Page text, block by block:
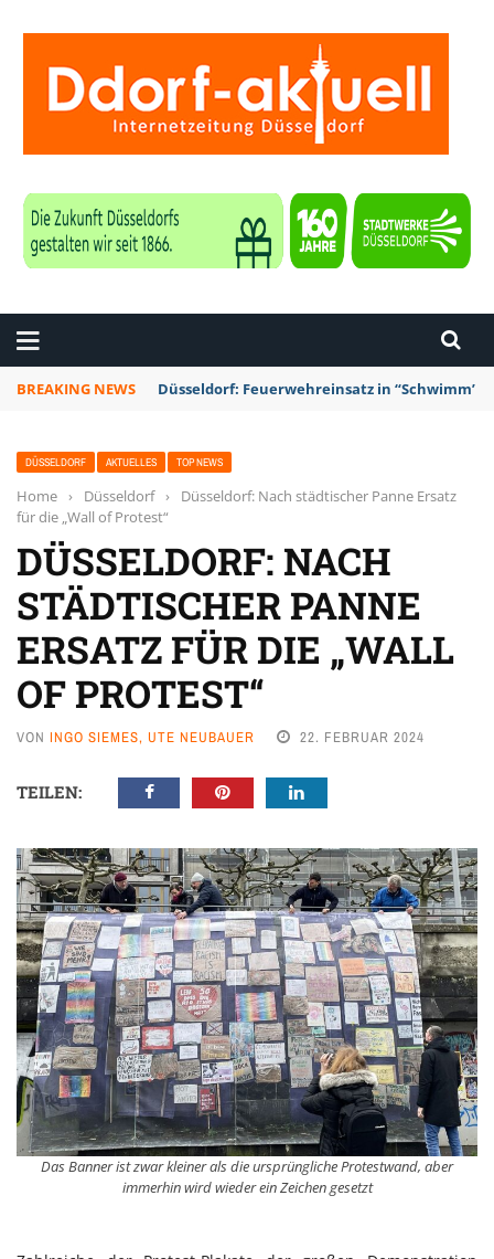
BREAKING NEWS Düsseldorf: Feuerwehreinsatz in “Schwimm’
DÜSSELDORF AKTUELLES TOP NEWS
Home › Düsseldorf ›
Düsseldorf: Nach städtischer Panne Ersatz
für die „Wall of Protest“
DÜSSELDORF: NACH
STÄDTISCHER PANNE
ERSATZ FÜR DIE „WALL
OF PROTEST“
VON INGO SIEMES, UTE NEUBAUER 22. FEBRUAR 2024
TEILEN:
Das Banner ist zwar kleiner als die ursprüngliche Protestwand, aber
immerhin wird wieder ein Zeichen gesetzt